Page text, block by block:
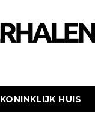
KONINKLIJK HUIS